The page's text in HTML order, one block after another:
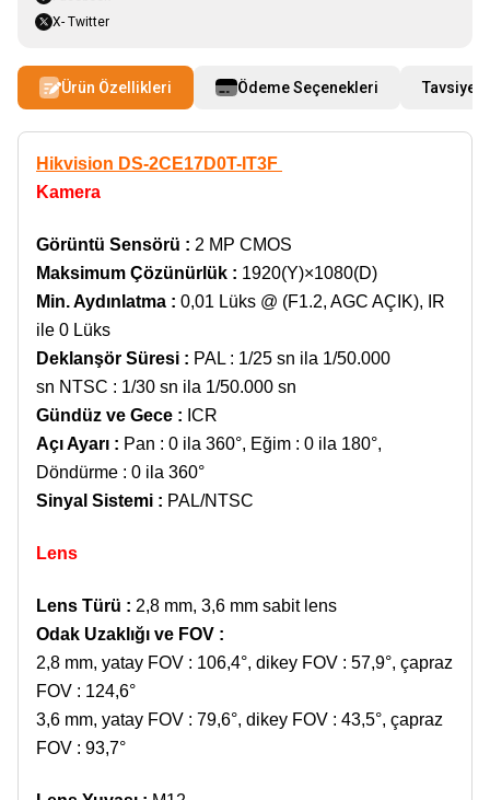
X- Twitter
Ürün Özellikleri Ödeme Seçenekleri Tavsiye
Hikvision DS-2CE17D0T-IT3F
Kamera
Görüntü Sensörü : 2 MP CMOS
Maksimum Çözünürlük : 1920(Y)×1080(D)
Min. Aydınlatma : 0,01 Lüks @ (F1.2, AGC AÇIK), IR
ile 0 Lüks
Deklanşör Süresi : PAL : 1/25 sn ila 1/50.000
sn NTSC : 1/30 sn ila 1/50.000 sn
Gündüz ve Gece : ICR
Açı Ayarı : Pan : 0 ila 360°, Eğim : 0 ila 180°,
Döndürme : 0 ila 360°
Sinyal Sistemi : PAL/NTSC
Lens
Lens Türü : 2,8 mm, 3,6 mm sabit lens
Odak Uzaklığı ve FOV :
2,8 mm, yatay FOV : 106,4°, dikey FOV : 57,9°, çapraz
FOV : 124,6°
3,6 mm, yatay FOV : 79,6°, dikey FOV : 43,5°, çapraz
FOV : 93,7°